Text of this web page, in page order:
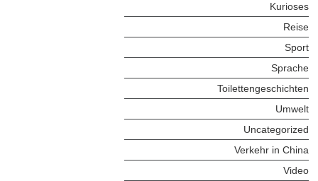
Kurioses
Reise
Sport
Sprache
Toilettengeschichten
Umwelt
Uncategorized
Verkehr in China
Video